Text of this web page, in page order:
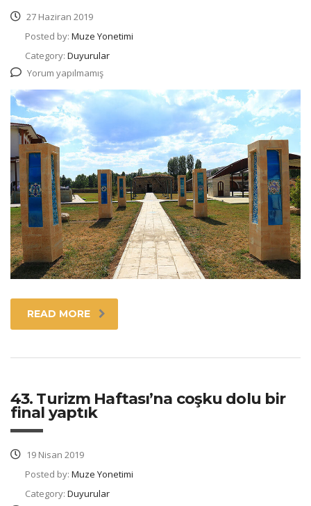
27 Haziran 2019
Posted by: Muze Yonetimi
Category: Duyurular
Yorum yapılmamış
READ MORE
43. Turizm Haftası’na coşku dolu bir
final yaptık
19 Nisan 2019
Posted by: Muze Yonetimi
Category: Duyurular